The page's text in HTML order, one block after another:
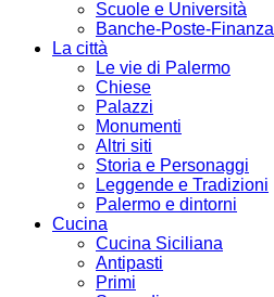
Scuole e Università
Banche-Poste-Finanza
La città
Le vie di Palermo
Chiese
Palazzi
Monumenti
Altri siti
Storia e Personaggi
Leggende e Tradizioni
Palermo e dintorni
Cucina
Cucina Siciliana
Antipasti
Primi